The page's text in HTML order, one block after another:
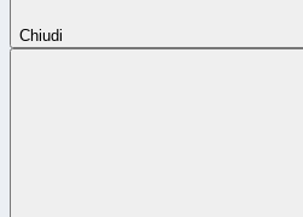
Chiudi